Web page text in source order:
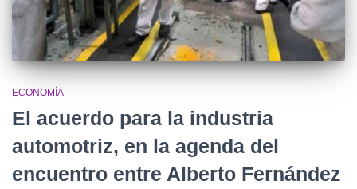
ECONOMÍA
El acuerdo para la industria
automotriz, en la agenda del
encuentro entre Alberto Fernández